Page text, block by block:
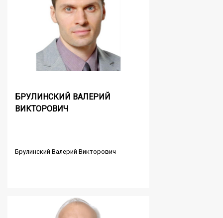
БРУЛИНСКИЙ ВАЛЕРИЙ
ВИКТОРОВИЧ
Брулинский Валерий Викторович